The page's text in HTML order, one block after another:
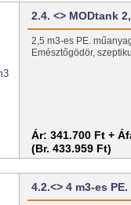
2.4. <> MODtank
2,5 m3-es PE.
Emésztőgödör,
Ár: 341.700 Ft +
(Br. 433.959 Ft)
4.2.<> 4 m3-es